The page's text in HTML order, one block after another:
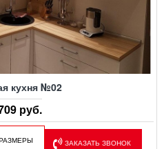
кухня №02
руб.
ЗАКАЗАТЬ ЗВОНОК